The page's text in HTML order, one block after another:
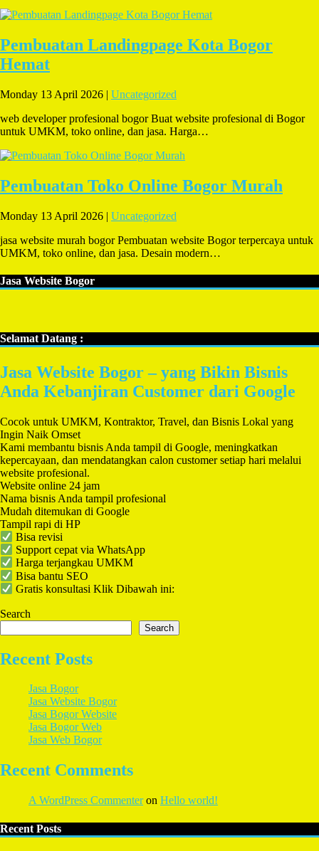
Pembuatan Landingpage Kota Bogor
Hemat
Monday 13 April 2026 | Uncategorized
web developer profesional bogor Buat website profesional di Bogor
untuk UMKM, toko online, dan jasa. Harga…
Pembuatan Toko Online Bogor Murah
Monday 13 April 2026 | Uncategorized
jasa website murah bogor Pembuatan website Bogor terpercaya untuk
UMKM, toko online, dan jasa. Desain modern…
Jasa Website Bogor
Selamat Datang :
Jasa Website Bogor – yang Bikin Bisnis
Anda Kebanjiran Customer dari Google
Cocok untuk UMKM, Kontraktor, Travel, dan Bisnis Lokal yang
Ingin Naik Omset
Kami membantu bisnis Anda tampil di Google, meningkatkan
kepercayaan, dan mendatangkan calon customer setiap hari melalui
website profesional.
Website online 24 jam
Nama bisnis Anda tampil profesional
Mudah ditemukan di Google
Tampil rapi di HP
Bisa revisi
Support cepat via WhatsApp
Harga terjangkau UMKM
Bisa bantu SEO
Gratis konsultasi Klik Dibawah ini:
Search
Search
Recent Posts
Jasa Bogor
Jasa Website Bogor
Jasa Bogor Website
Jasa Bogor Web
Jasa Web Bogor
Recent Comments
A WordPress Commenteron Hello world!
Recent Posts